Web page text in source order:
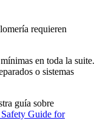
requieren
en toda la suite.
o sistemas
guía sobre
Guide for